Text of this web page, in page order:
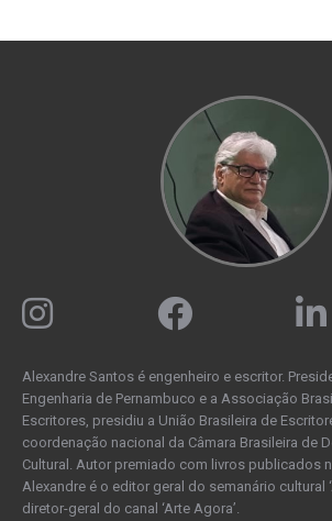
Alexandre Santos é engenheiro e escritor.
Engenharia de Pernambuco e a Associação
Escritores, presidiu a União Brasileira de
coordenação nacional da Câmara Brasileira de
Cultural. Autor premiado com livros publicados
Alexandre é o editor geral do semanário cultural
diretor-geral do canal ‘Arte Agora’.